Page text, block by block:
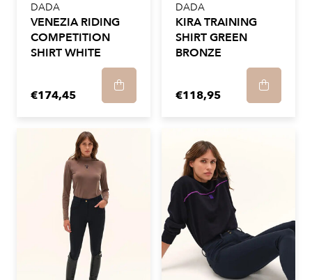
DADA
VENEZIA RIDING
COMPETITION
SHIRT WHITE
€174,45
DADA
KIRA TRAINING
SHIRT GREEN
BRONZE
€118,95